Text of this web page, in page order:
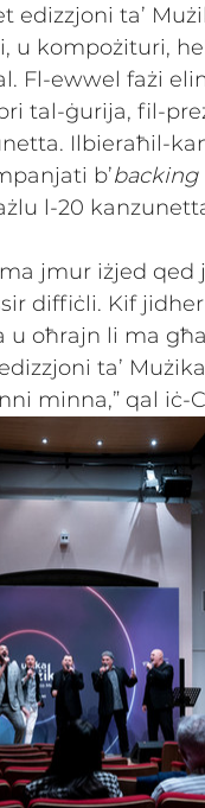
edizzjoni ta’
u kompożituri,
Fl-ewwel fażi
tal-ġurija, fil-
Ilbieraħil-
b’backing
l-20
ma jmur iżjed
diffiċli. Kif
u oħrajn li ma
ta’
minna,” qal iċ-